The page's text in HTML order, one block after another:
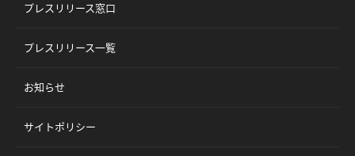
プレスリリース窓口
プレスリリース一覧
お知らせ
サイトポリシー